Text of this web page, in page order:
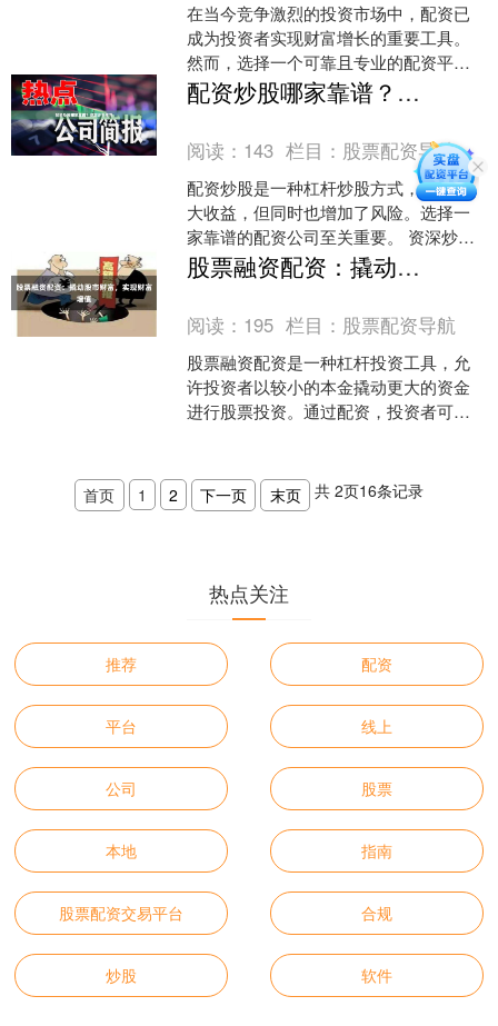
在当今竞争激烈的投资市场中，配资已
成为投资者实现财富增长的重要工具。
然而，选择一个可靠且专业的配资平台
至关重要。 我们隆重推出业内领先的股
票配资网站，为您提供一....
配资炒股哪家靠谱？资深炒手推荐
阅读： 143 栏目： 股票配资导航
配资炒股是一种杠杆炒股方式，可以放
大收益，但同时也增加了风险。选择一
家靠谱的配资公司至关重要。 资深炒手
推荐以下几家配资公司： * **盈透证券：
**国际知名券....
股票融资配资：撬动股市财富，实现财富增值
阅读： 195 栏目： 股票配资导航
股票融资配资是一种杠杆投资工具，允
许投资者以较小的本金撬动更大的资金
进行股票投资。通过配资，投资者可以
首页 1 2 下一页 末页 共 2页16条记录
热点关注
推荐 配资
平台 线上
公司 股票
本地 指南
股票配资交易平台 合规
炒股 软件